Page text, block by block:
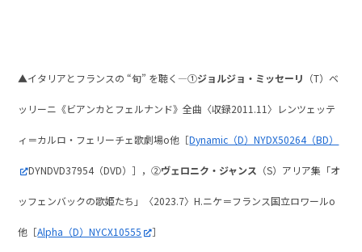
▲イタリアとフランスの “旬” を聴く—①ジョルジョ・ミッセーリ （T）ベ
ッリーニ《ビアンカとフェルナンド》全曲〈収録2011.11〉レンツェッテ
ィ＝カルロ・フェリーチェ歌劇場o他［Dynamic（D）NYDX50264（BD）
DYNDVD37954（DVD）］，②ヴェロニク・ジャンス （S）アリア集「オ
ッフェンバックの歌姫たち」〈2023.7〉H.ニケ＝フランス国立ロワールo
他［Alpha（D）NYCX10555 ］